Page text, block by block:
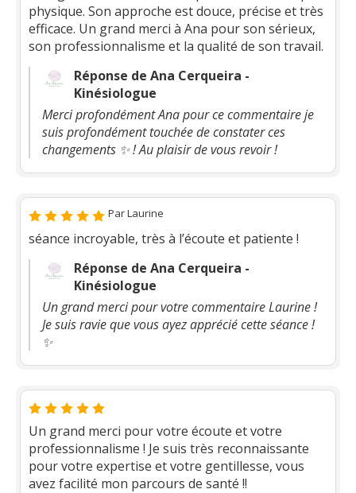
physique. Son approche est douce, précise et très
efficace. Un grand merci à Ana pour son sérieux,
son professionnalisme et la qualité de son travail.
Réponse de Ana Cerqueira -
Kinésiologue
Merci profondément Ana pour ce commentaire je
suis profondément touchée de constater ces
changements ✨ ! Au plaisir de vous revoir !
Par Laurine
séance incroyable, très à l’écoute et patiente !
Réponse de Ana Cerqueira -
Kinésiologue
Un grand merci pour votre commentaire Laurine !
Je suis ravie que vous ayez apprécié cette séance !
✨
Un grand merci pour votre écoute et votre
professionnalisme ! Je suis très reconnaissante
pour votre expertise et votre gentillesse, vous
avez facilité mon parcours de santé !!